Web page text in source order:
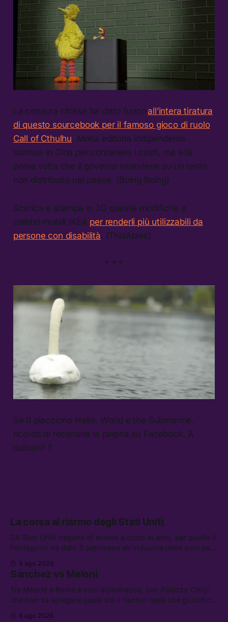
La censura cinese ha dato fuoco all’intera tiratura
di questo sourcebook per il famoso gioco di ruolo
Call of Cthulhu. Molta editoria indipendente
stampa in Cina per contenere i costi, ma è la
prima volta che il governo interviene su un testo
non distribuito nel paese. (Boing Boing)
Scarica e stampa in 3D queste modifiche a
celebri mobili IKEA per renderli più utilizzabili da
persone con disabilità. (ThisAbles)
* * *
Se ti piacciono Hello, World e the Submarine,
ricorda di recensire la pagina su Facebook. A
domani! ?
La corsa al riarmo degli Stati Uniti
Gli Stati Uniti negano di essere a corto di armi, per quello il
Pentagono ha dato 3 settimane all’industria delle armi per
continuerà ad usare i servizi di Palantir, la protesta contro
La Russa, e la centrale elettrica di Amazon in Texas
9 ago 2026
Sánchez vs Meloni
Tra Madrid e Roma è crisi diplomatica, con Palazzo Chigi
che non sa spiegare quale sia il rischio reale che giustifica
di difesa tra Arabia Saudita, Pakistan e Turchia, la crisi del
8 ago 2026